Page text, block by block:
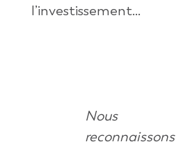
l’investissement...
Nous
reconnaissons